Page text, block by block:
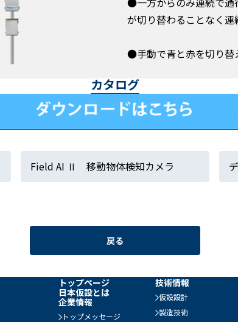
が切り替わることなく連
●手動で青と赤を切り替
カタログ
Field AI Ⅱ 移動物体検知カメラ
戻る
トップページ
日本仮設とは
企業情報
トップメッセージ
技術情報
仮設設計
製造技術